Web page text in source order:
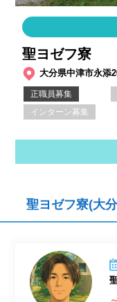
聖ヨゼフ寮
大分県中津市永添
正職員募集
インターン募集
聖ヨゼフ寮(大